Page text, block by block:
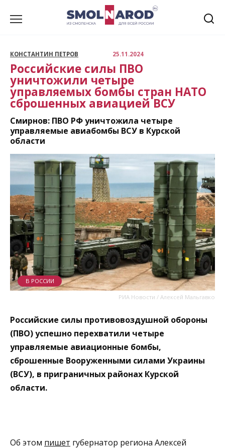
КОНСТАНТИН ПЕТРОВ 25.11.2024
Российские силы ПВО
уничтожили четыре
управляемых бомбы стран НАТО
сброшенных авиацией ВСУ
Смирнов: ПВО РФ уничтожила четыре
управляемые авиабомбы ВСУ в Курской
области
РИА Новости / Алексей Мальгавко
В РОССИИ
Российские силы противовоздушной обороны
(ПВО) успешно перехватили четыре
управляемые авиационные бомбы,
сброшенные Вооруженными силами Украины
(ВСУ), в приграничных районах Курской
области.
Об этом пишет губернатор региона Алексей